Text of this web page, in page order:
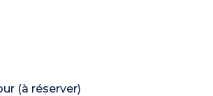
(à réserver)